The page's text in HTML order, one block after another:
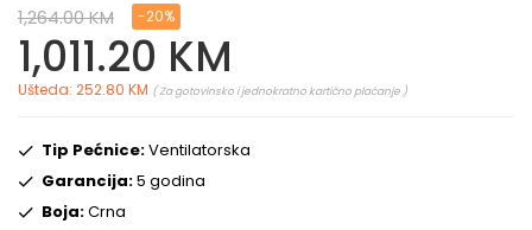
1,264.00 KM -20%
1,011.20 KM
Ušteda: 252.80 KM ( Za gotovinsko i jednokratno kartično plaćanje )
Tip Pećnice:Ventilatorska
Garancija:5 godina
Boja:Crna